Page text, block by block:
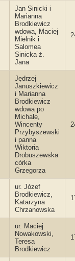
Jan Sinicki i
Marianna
Brodkiewicz
wdowa, Maciej
Mielnik i
Salomea
Sinicka ż.
Jana
Jędrzej
Januszkiewicz
i Marianna
Brodkiewicz
wdowa po
Michale,
Wincenty
Przybyszewski
i panna
Wiktoria
Drobuszewska
córka
Grzegorza
ur. Józef
Brodkiewicz,
Katarzyna
Chrzanowska
ur. Maciej
Nowakowski,
Teresa
Brodkiewicz